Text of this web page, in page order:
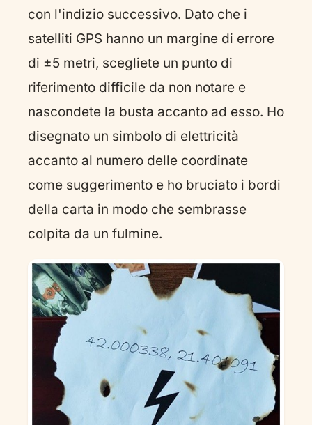
con l'indizio successivo. Dato che i
satelliti GPS hanno un margine di errore
di ±5 metri, scegliete un punto di
riferimento difficile da non notare e
nascondete la busta accanto ad esso. Ho
disegnato un simbolo di elettricità
accanto al numero delle coordinate
come suggerimento e ho bruciato i bordi
della carta in modo che sembrasse
colpita da un fulmine.